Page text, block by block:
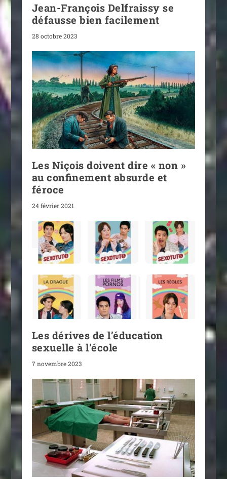
Jean-François Delfraissy se
défausse bien facilement
28 octobre 2023
Les Niçois doivent dire « non »
au confinement absurde et
féroce
24 février 2021
Les dérives de l’éducation
sexuelle à l’école
7 novembre 2023